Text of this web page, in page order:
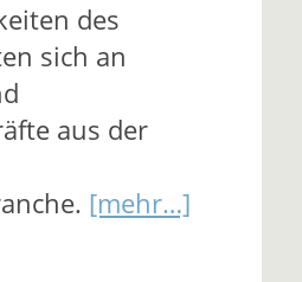
des
sich an
aus der
[mehr…]